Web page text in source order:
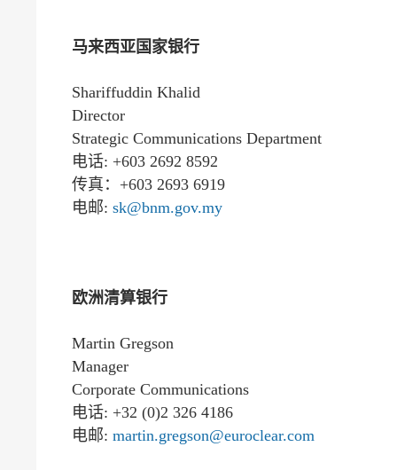
马来西亚国家银行
Shariffuddin Khalid
Director
Strategic Communications Department
电话: +603 2692 8592
传真：+603 2693 6919
电邮: sk@bnm.gov.my
欧洲清算银行
Martin Gregson
Manager
Corporate Communications
电话: +32 (0)2 326 4186
电邮: martin.gregson@euroclear.com